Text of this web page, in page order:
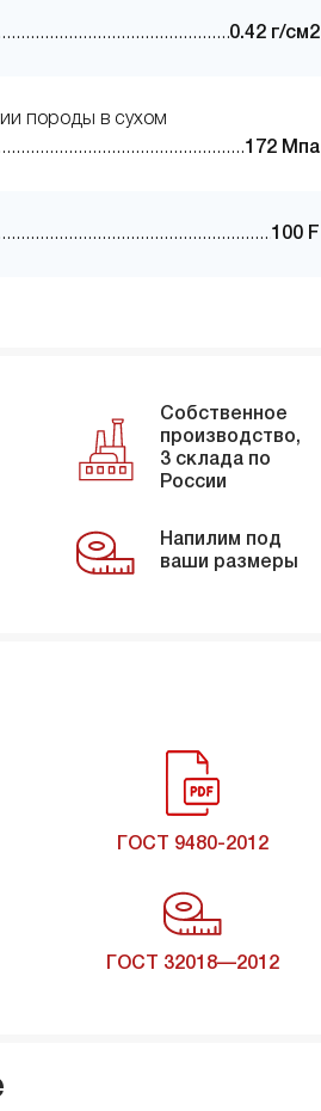
0.42 г/см2
породы в сухом
172 Мпа
100 F
Собственное
производство,
3 склада по
России
Напилим под
ваши размеры
ГОСТ 9480-2012
ГОСТ 32018—2012